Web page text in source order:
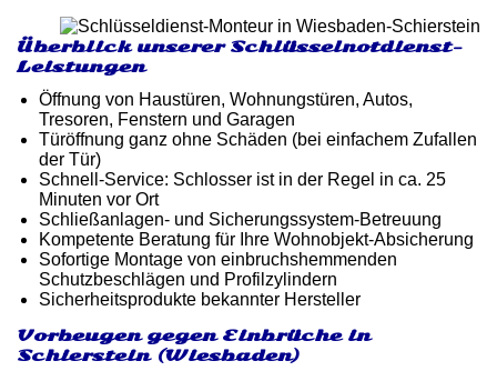
Überblick unserer Schlüsselnotdienst-
Leistungen
Öffnung von Haustüren, Wohnungstüren, Autos,
Tresoren, Fenstern und Garagen
Türöffnung ganz ohne Schäden (bei einfachem Zufallen
der Tür)
Schnell-Service: Schlosser ist in der Regel in ca. 25
Minuten vor Ort
Schließanlagen- und Sicherungssystem-Betreuung
Kompetente Beratung für Ihre Wohnobjekt-Absicherung
Sofortige Montage von einbruchshemmenden
Schutzbeschlägen und Profilzylindern
Sicherheitsprodukte bekannter Hersteller
Vorbeugen gegen Einbrüche in
Schierstein (Wiesbaden)